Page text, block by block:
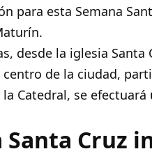
para esta Semana
.
desde la iglesia Santa
de la ciudad,
Catedral, se
Cruz